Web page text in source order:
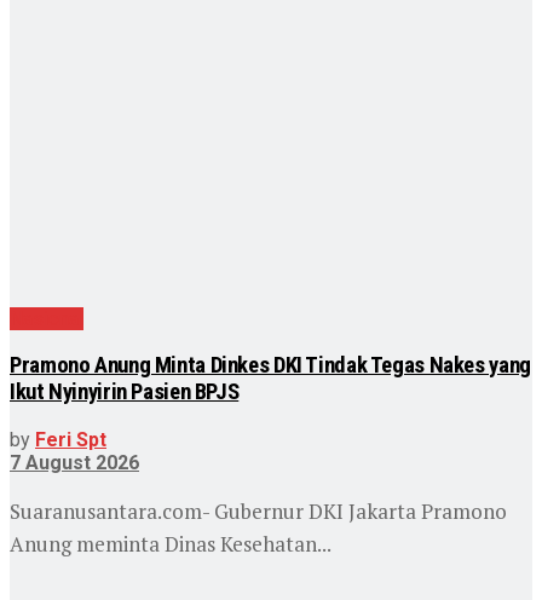
Pramono Anung Minta Dinkes DKI Tindak Tegas Nakes yang
Ikut Nyinyirin Pasien BPJS
by Feri Spt
7 August 2026
Suaranusantara.com- Gubernur DKI Jakarta Pramono
Anung meminta Dinas Kesehatan...